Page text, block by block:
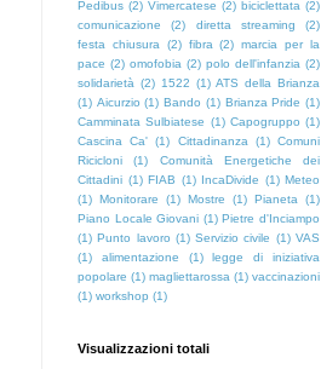
Pedibus (2) Vimercatese (2) biciclettata (2)
comunicazione
(2) diretta streaming
(2)
festa chiusura
(2) fibra (2) marcia per la
pace (2) omofobia (2) polo dell'infanzia (2)
solidarietà (2) 1522 (1) ATS della Brianza
(1) Aicurzio (1) Bando (1) Brianza Pride (1)
Camminata Sulbiatese (1) Capogruppo (1)
Cascina Ca' (1) Cittadinanza (1) Comuni
Ricicloni
(1)
Comunità Energetiche dei
Cittadini (1) FIAB (1) IncaDivide (1) Meteo
(1) Monitorare (1) Mostre (1) Pianeta
(1)
Piano Locale Giovani (1) Pietre d'Inciampo
(1) Punto lavoro (1) Servizio civile (1) VAS
(1)
alimentazione (1)
legge di iniziativa
popolare (1) magliettarossa (1) vaccinazioni
(1) workshop (1)
Visualizzazioni totali